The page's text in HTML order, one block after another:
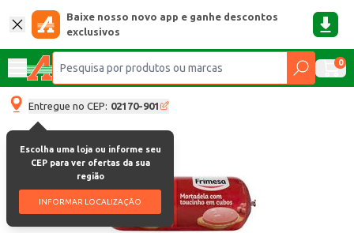
Baixe nosso novo app e ganhe descontos
exclusivos
0
Entregue no CEP: 02170-901
Escolha uma loja ou informe seu
CEP para ver ofertas da sua
região
INFORMAR LOCALIZAÇÃO